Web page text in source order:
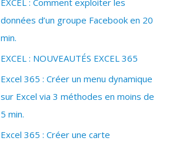
EXCEL : Comment exploiter les
données d’un groupe Facebook en 20
min.
EXCEL : NOUVEAUTÉS EXCEL 365
Excel 365 : Créer un menu dynamique
sur Excel via 3 méthodes en moins de
5 min.
Excel 365 : Créer une carte